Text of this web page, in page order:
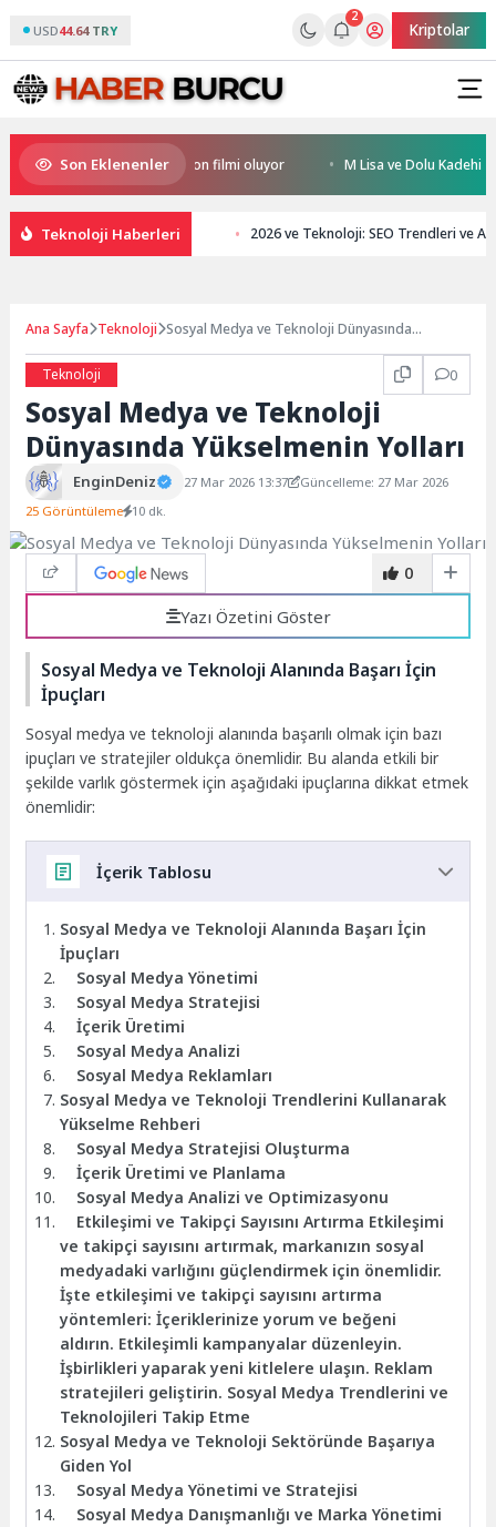
USD44.64 TRY
2
Kriptolar
Son Eklenenler
ilk IMAX® animasyon filmi oluyor M Lisa ve Dolu Kadehi Ters
Teknoloji Haberleri 2026 ve Teknoloji: SEO Trendleri ve
Ana Sayfa Teknoloji Sosyal Medya ve Teknoloji Dünyasında
Teknoloji
0
Sosyal Medya ve Teknoloji
Dünyasında Yükselmenin Yolları
EnginDeniz 27 Mar 2026 13:37
Güncelleme: 27 Mar 2026
25 Görüntüleme 10 dk.
0
Yazı Özetini Göster
Sosyal Medya ve Teknoloji Alanında Başarı İçin
İpuçları
Sosyal medya ve teknoloji alanında başarılı olmak için bazı
ipuçları ve stratejiler oldukça önemlidir. Bu alanda etkili bir
şekilde varlık göstermek için aşağıdaki ipuçlarına dikkat etmek
önemlidir:
İçerik Tablosu
Sosyal Medya ve Teknoloji Alanında Başarı İçin
İpuçları
Sosyal Medya Yönetimi
Sosyal Medya Stratejisi
İçerik Üretimi
Sosyal Medya Analizi
Sosyal Medya Reklamları
Sosyal Medya ve Teknoloji Trendlerini Kullanarak
Yükselme Rehberi
Sosyal Medya Stratejisi Oluşturma
İçerik Üretimi ve Planlama
Sosyal Medya Analizi ve Optimizasyonu
Etkileşimi ve Takipçi Sayısını Artırma Etkileşimi
ve takipçi sayısını artırmak, markanızın sosyal
medyadaki varlığını güçlendirmek için önemlidir.
İşte etkileşimi ve takipçi sayısını artırma
yöntemleri: İçeriklerinize yorum ve beğeni
aldırın. Etkileşimli kampanyalar düzenleyin.
İşbirlikleri yaparak yeni kitlelere ulaşın. Reklam
stratejileri geliştirin. Sosyal Medya Trendlerini ve
Teknolojileri Takip Etme
Sosyal Medya ve Teknoloji Sektöründe Başarıya
Giden Yol
Sosyal Medya Yönetimi ve Stratejisi
Sosyal Medya Danışmanlığı ve Marka Yönetimi